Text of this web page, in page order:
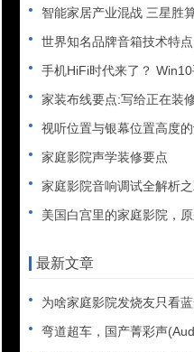
智能家居产业混战 三星胜
世界知名品牌音箱技术特点
手机HiFi时代来了？ Win10手机支持
家装布线要点:写给正在装修或将要装
视听位置与银幕位置高度
家庭影院声学装修要点
家庭影院音响调试全解析
美国白宫里的家庭影院，原来
最新文章
为啥家庭影院发烧友只看
弯道超车，国产菁彩声(Audio Vivid)能否